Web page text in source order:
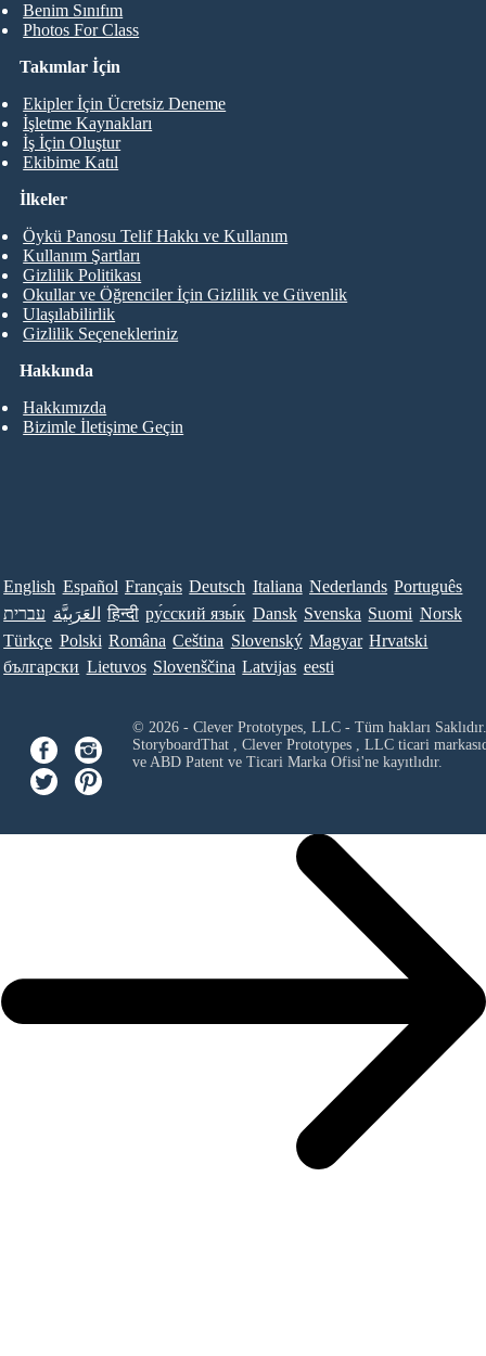
Benim Sınıfım
Photos For Class
Takımlar İçin
Ekipler İçin Ücretsiz Deneme
İşletme Kaynakları
İş İçin Oluştur
Ekibime Katıl
Hakkında
Hakkımızda
Bizimle İletişime Geçin
İlkeler
Öykü Panosu Telif Hakkı ve Kullanım
Kullanım Şartları
Gizlilik Politikası
Okullar ve Öğrenciler İçin Gizlilik ve Güvenlik
Ulaşılabilirlik
Gizlilik Seçenekleriniz
English Español Français Deutsch Italiana Nederlands Português
עברית العَرَبِيَّة हिन्दी ру́сский язы́к Dansk Svenska Suomi Norsk
Türkçe Polski Româna Ceština Slovenský Magyar Hrvatski
български Lietuvos Slovenščina Latvijas eesti
© 2026 - Clever Prototypes, LLC - Tüm hakları Saklıdır.
StoryboardThat , Clever Prototypes , LLCticari
ve ABD Patent ve Ticari Marka Ofisi'ne kayıtlıdır.